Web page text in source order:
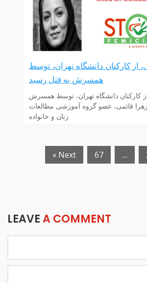
از کارکنان دانشگاه تهران، توسط
همسرش به قتل رسید
کارکنان دانشگاه تهران، توسط همسرش
قائمی، عضو گروه آموزشی مطالعات
زنان و خانواده
…
67
Next »
LEAVEA COMMENT